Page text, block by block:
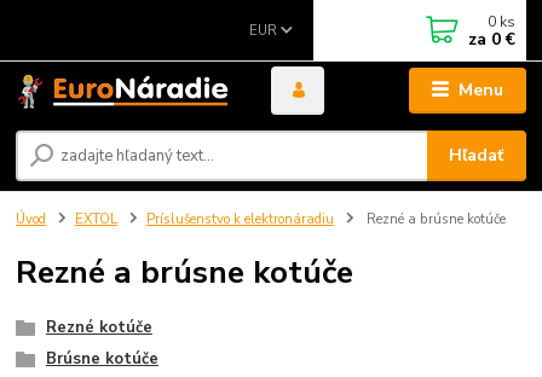
Menu
EUR
Hľadať
0 ks
za 0 €
Úvod EXTOL Príslušenstvo k elektronáradiu Rezné a brúsne kotúče
Rezné a brúsne kotúče
Rezné kotúče
Brúsne kotúče